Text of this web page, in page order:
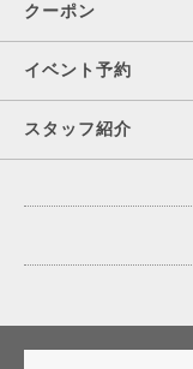
クーポン
イベント予約
スタッフ紹介